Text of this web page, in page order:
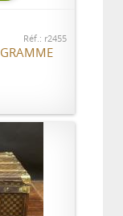
Réf.: r2455